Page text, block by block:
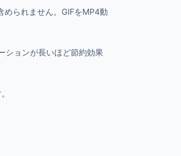
められません。GIFをMP4動
ションが長いほど節約効果